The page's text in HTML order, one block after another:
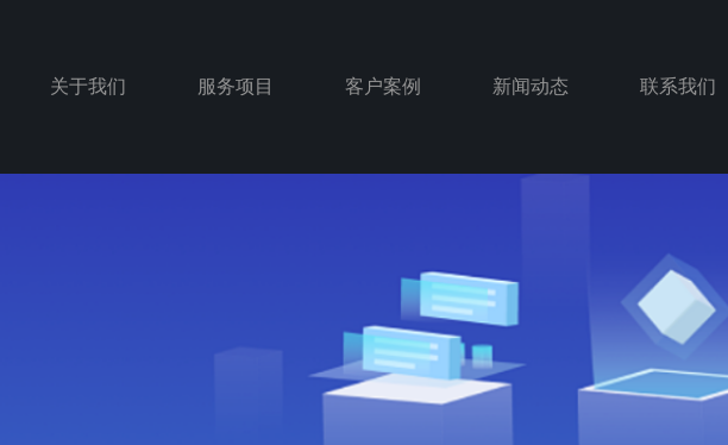
关于我们 服务项目 客户案例 新闻动态 联系我们